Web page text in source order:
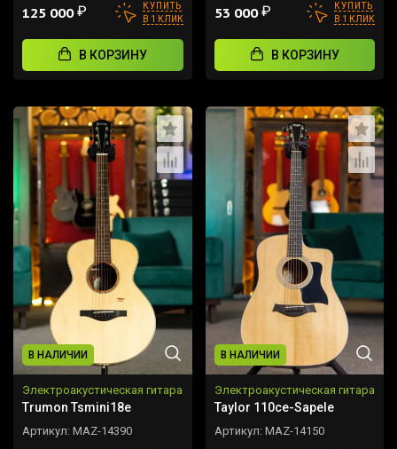
125 000₽
КУПИТЬ
В 1 КЛИК
В КОРЗИНУ
53 000₽
КУПИТЬ
В 1 КЛИК
В КОРЗИНУ
В НАЛИЧИИ
Электроакустическая гитара
Trumon Tsmini18e
Артикул: MAZ-14390
В НАЛИЧИИ
Электроакустическая гитара
Taylor 110ce-Sapele
Артикул: MAZ-14150